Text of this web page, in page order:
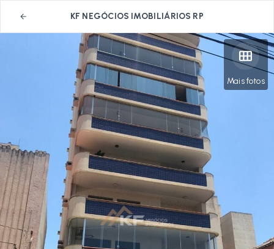
KF NEGÓCIOS IMOBILIÁRIOS RP
Mais fotos